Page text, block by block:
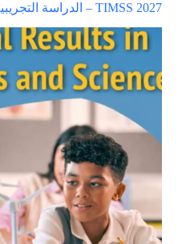
TIMSS 2027 – الدراسة التجريبية في المغرب